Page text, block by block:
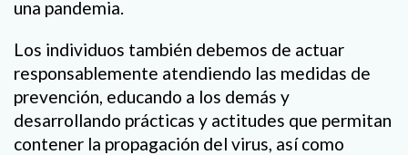
una pandemia.
Los individuos también debemos de actuar
responsablemente atendiendo las medidas de
prevención, educando a los demás y
desarrollando prácticas y actitudes que permitan
contener la propagación del virus, así como